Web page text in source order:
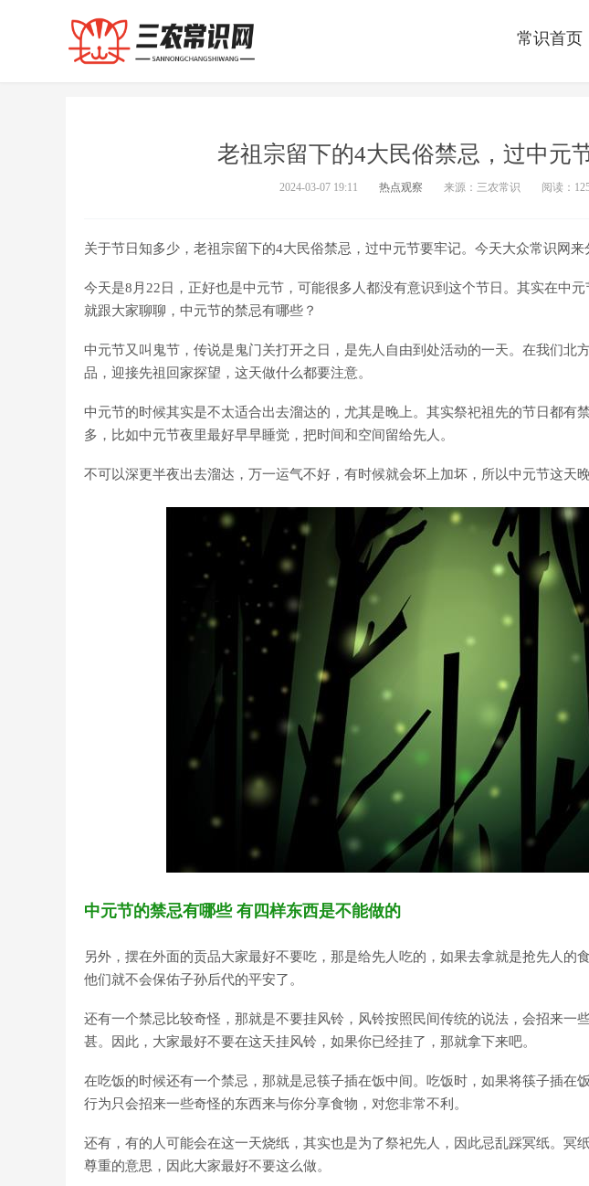
常识首页
老祖宗留下的4大民俗禁忌，过中元
2024-03-07 19:11 热点观察 来源：三农常识 阅读：
关于节日知多少，老祖宗留下的4大民俗禁忌，过中元节要牢记。今天大众常识网来
今天是8月22日，正好也是中元节，可能很多人都没有意识到这个节日。其实在中
就跟大家聊聊，中元节的禁忌有哪些？
中元节又叫鬼节，传说是鬼门关打开之日，是先人自由到处活动的一天。在我们北
品，迎接先祖回家探望，这天做什么都要注意。
中元节的时候其实是不太适合出去溜达的，尤其是晚上。其实祭祀祖先的节日都有
多，比如中元节夜里最好早早睡觉，把时间和空间留给先人。
不可以深更半夜出去溜达，万一运气不好，有时候就会坏上加坏，所以中元节这天
中元节的禁忌有哪些 有四样东西是不能做的
另外，摆在外面的贡品大家最好不要吃，那是给先人吃的，如果去拿就是抢先人的
他们就不会保佑子孙后代的平安了。
还有一个禁忌比较奇怪，那就是不要挂风铃，风铃按照民间传统的说法，会招来一
甚。因此，大家最好不要在这天挂风铃，如果你已经挂了，那就拿下来吧。
在吃饭的时候还有一个禁忌，那就是忌筷子插在饭中间。吃饭时，如果将筷子插在
行为只会招来一些奇怪的东西来与你分享食物，对您非常不利。
还有，有的人可能会在这一天烧纸，其实也是为了祭祀先人，因此忌乱踩冥纸。冥
尊重的意思，因此大家最好不要这么做。